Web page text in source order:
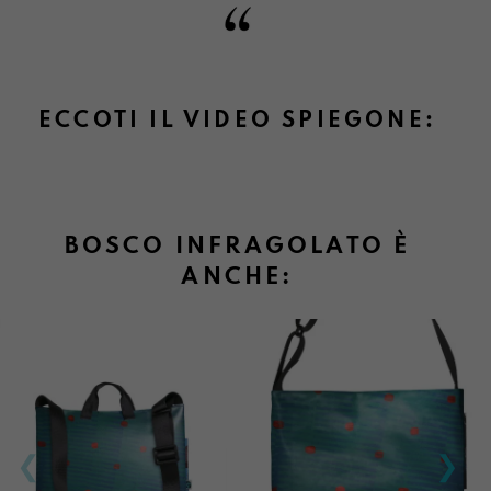
ECCOTI IL VIDEO SPIEGONE:
BOSCO INFRAGOLATO È
ANCHE: